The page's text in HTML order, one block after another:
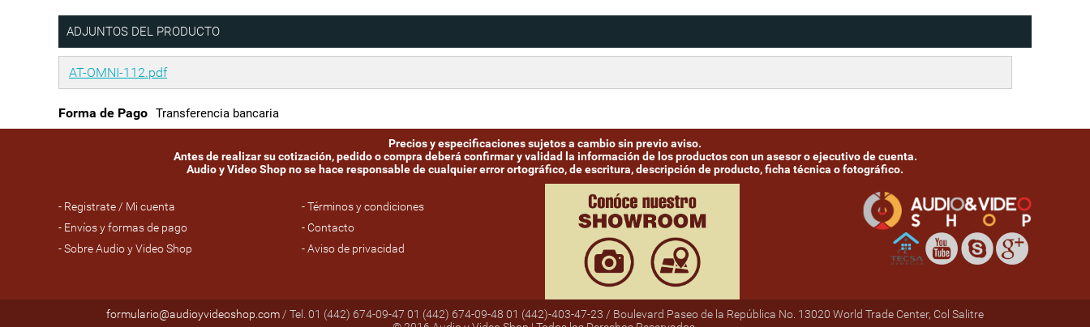
ADJUNTOS DEL PRODUCTO
AT-OMNI-112.pdf
Forma de Pago Transferencia bancaria
Precios y especificaciones sujetos a cambio sin previo aviso.
Antes de realizar su cotización, pedido o compra deberá confirmar y validad la información de los productos con un asesor o ejecutivo de cuenta.
Audio y Video Shop no se hace responsable de cualquier error ortográfico, de escritura, descripción de producto, ficha técnica o fotográfico.
- Registrate / Mi cuenta
- Envíos y formas de pago
- Sobre Audio y Video Shop
- Términos y condiciones
- Contacto
- Aviso de privacidad
formulario@audioyvideoshop.com/ Tel. 01 (442) 674-09-47 01 (442) 674-09-48 01 (442)-403-47-23 / Boulevard Paseo de la República No. 13020 World Trade Center, Col Salitre